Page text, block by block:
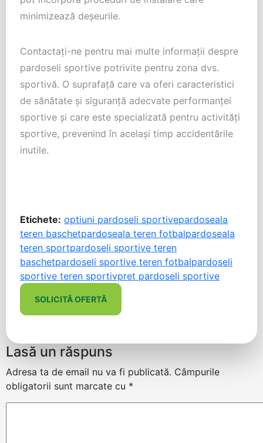
minimizează deșeurile.
Contactați-ne pentru mai multe informații despre
pardoseli sportive potrivite pentru zona dvs.
sportivă. O suprafață care va oferi caracteristici
de sănătate și siguranță adecvate performanței
sportive și care este specializată pentru activități
sportive, prevenind în același timp accidentările
inutile.
Etichete: optiuni pardoseli sportivepardoseala
teren baschetpardoseala teren fotbalpardoseala
teren sportpardoseli sportive teren
baschetpardoseli sportive teren fotbalpardoseli
sportive teren sportivpret pardoseli sportive
SOLICITĂ OFERTĂ
Lasă un răspuns
Adresa ta de email nu va fi publicată. Câmpurile
obligatorii sunt marcate cu *